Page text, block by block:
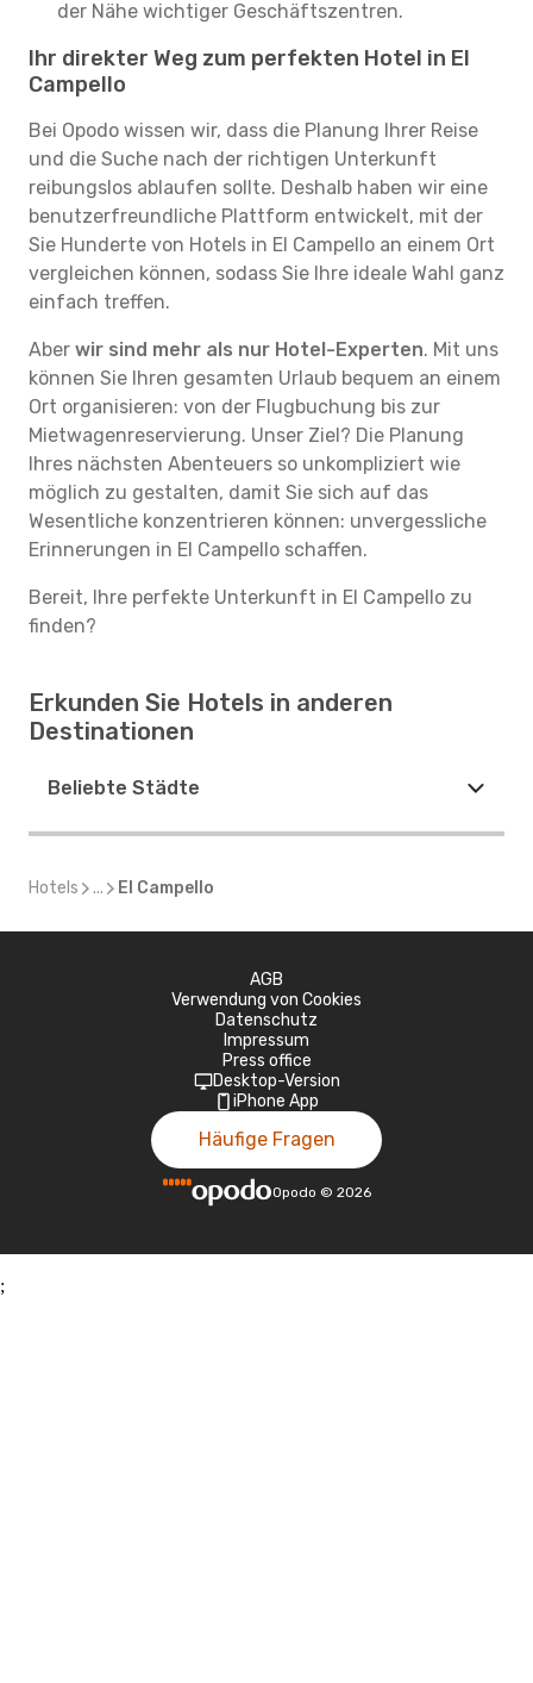
der Nähe wichtiger Geschäftszentren.
Ihr direkter Weg zum perfekten Hotel in El
Campello
Bei Opodo wissen wir, dass die Planung Ihrer Reise
und die Suche nach der richtigen Unterkunft
reibungslos ablaufen sollte. Deshalb haben wir eine
benutzerfreundliche Plattform entwickelt, mit der
Sie Hunderte von Hotels in El Campello an einem Ort
vergleichen können, sodass Sie Ihre ideale Wahl ganz
einfach treffen.
Aber wir sind mehr als nur Hotel-Experten. Mit uns
können Sie Ihren gesamten Urlaub bequem an einem
Ort organisieren: von der Flugbuchung bis zur
Mietwagenreservierung. Unser Ziel? Die Planung
Ihres nächsten Abenteuers so unkompliziert wie
möglich zu gestalten, damit Sie sich auf das
Wesentliche konzentrieren können: unvergessliche
Erinnerungen in El Campello schaffen.
Bereit, Ihre perfekte Unterkunft in El Campello zu
finden?
Erkunden Sie Hotels in anderen
Destinationen
Beliebte Städte
Hotels ... El Campello
AGB
Verwendung von Cookies
Datenschutz
Impressum
Press office
Desktop-Version
iPhone App
Häufige Fragen
Opodo © 2026
;